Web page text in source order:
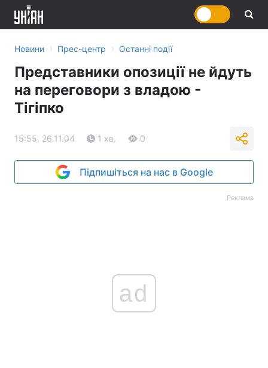
Новини › Прес-центр › Останні події
Представники опозиції не йдуть
на переговори з владою -
Тігіпко
15:55, 26.11.04 1 хв. 0
Підпишіться на нас в Google
Реклама
ad